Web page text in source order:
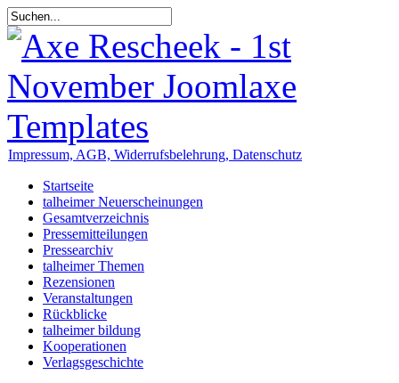
Impressum, AGB, Widerrufsbelehrung, Datenschutz
Startseite
talheimer Neuerscheinungen
Gesamtverzeichnis
Pressemitteilungen
Pressearchiv
talheimer Themen
Rezensionen
Veranstaltungen
Rückblicke
talheimer bildung
Kooperationen
Verlagsgeschichte